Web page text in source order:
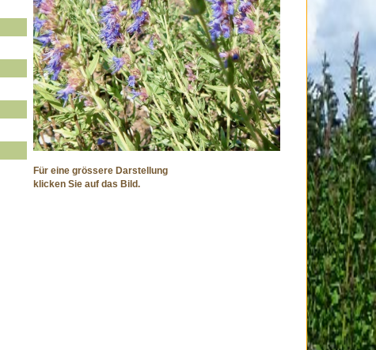
Für eine grössere Darstellung
klicken Sie auf das Bild.